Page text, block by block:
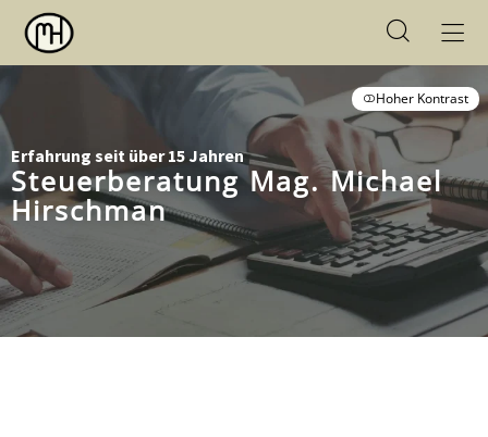
Hoher Kontrast
Erfahrung seit über 15 Jahren
Steuerberatung Mag. Michael
Hirschman